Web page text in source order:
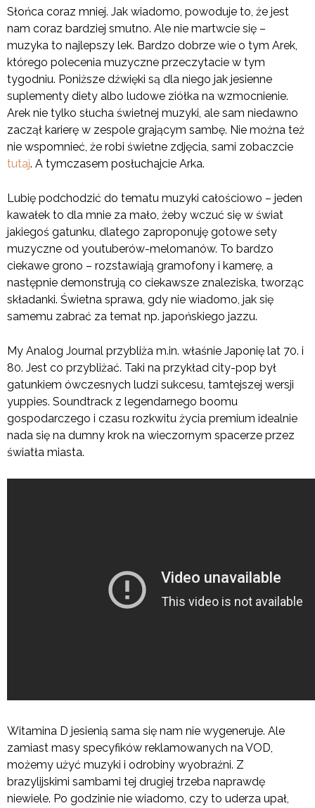
Słońca coraz mniej. Jak wiadomo, powoduje to, że jest
nam coraz bardziej smutno. Ale nie martwcie się –
muzyka to najlepszy lek. Bardzo dobrze wie o tym Arek,
którego polecenia muzyczne przeczytacie w tym
tygodniu. Poniższe dźwięki są dla niego jak jesienne
suplementy diety albo ludowe ziółka na wzmocnienie.
Arek nie tylko słucha świetnej muzyki, ale sam niedawno
zaczął karierę w zespole grającym sambę. Nie można też
nie wspomnieć, że robi świetne zdjęcia, sami zobaczcie
tutaj. A tymczasem posłuchajcie Arka.
Lubię podchodzić do tematu muzyki całościowo – jeden
kawałek to dla mnie za mało, żeby wczuć się w świat
jakiegoś gatunku, dlatego zaproponuję gotowe sety
muzyczne od youtuberów-melomanów. To bardzo
ciekawe grono – rozstawiają gramofony i kamerę, a
następnie demonstrują co ciekawsze znaleziska, tworząc
składanki. Świetna sprawa, gdy nie wiadomo, jak się
samemu zabrać za temat np. japońskiego jazzu.
My Analog Journal przybliża m.in. właśnie Japonię lat 70. i
80. Jest co przybliżać. Taki na przykład city-pop był
gatunkiem ówczesnych ludzi sukcesu, tamtejszej wersji
yuppies. Soundtrack z legendarnego boomu
gospodarczego i czasu rozkwitu życia premium idealnie
nada się na dumny krok na wieczornym spacerze przez
światła miasta.
Witamina D jesienią sama się nam nie wygeneruje. Ale
zamiast masy specyfików reklamowanych na VOD,
możemy użyć muzyki i odrobiny wyobraźni. Z
brazylijskimi sambami tej drugiej trzeba naprawdę
niewiele. Po godzinie nie wiadomo, czy to uderza upał,